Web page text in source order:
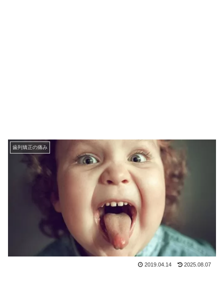
歯列矯正の痛み
2019.04.14 2025.08.07